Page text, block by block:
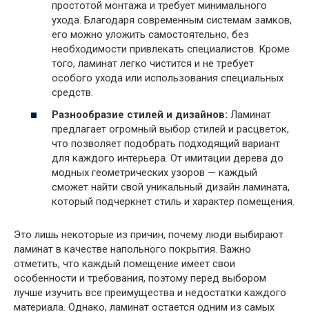
простотой монтажа и требует минимального
ухода. Благодаря современным системам замков,
его можно уложить самостоятельно, без
необходимости привлекать специалистов. Кроме
того, ламинат легко чистится и не требует
особого ухода или использования специальных
средств.
Разнообразие стилей и дизайнов: Ламинат
предлагает огромный выбор стилей и расцветок,
что позволяет подобрать подходящий вариант
для каждого интерьера. От имитации дерева до
модных геометрических узоров — каждый
сможет найти свой уникальный дизайн ламината,
который подчеркнет стиль и характер помещения.
Это лишь некоторые из причин, почему люди выбирают
ламинат в качестве напольного покрытия. Важно
отметить, что каждый помещение имеет свои
особенности и требования, поэтому перед выбором
лучше изучить все преимущества и недостатки каждого
материала. Однако, ламинат остается одним из самых